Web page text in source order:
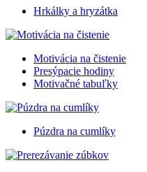
Hrkálky a hryzátka
Motivácia na čistenie
Presýpacie hodiny
Motivačné tabuľky
Púzdra na cumlíky